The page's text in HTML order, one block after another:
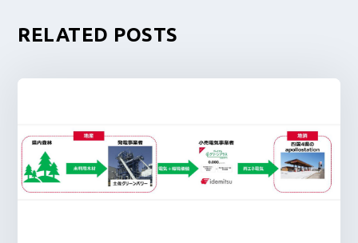
RELATED POSTS